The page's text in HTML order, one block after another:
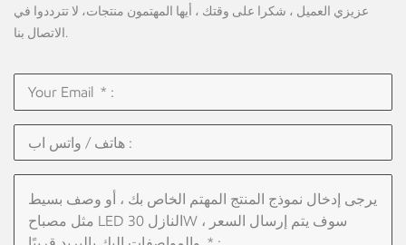
عزيزي العميل ، شكرا على وقتك ، أيها المهتمون منتجات، لا تترددوا في
الاتصال بنا.